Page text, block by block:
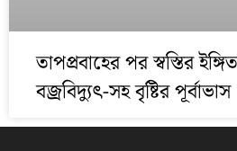
তাপপ্রবাহের পর স্বস্তির
বজ্রবিদ্যুৎ-সহ বৃষ্টির পূর্বাভাস